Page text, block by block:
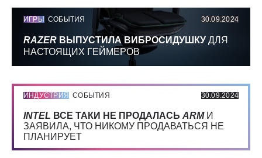
ИГРЫ СОБЫТИЯ 30.09.2024
RAZER ВЫПУСТИЛА ВИБРОСИДУШКУ ДЛЯ
НАСТОЯЩИХ ГЕЙМЕРОВ
ИНДУСТРИЯ СОБЫТИЯ 30.09.2024
INTEL ВСЕ ТАКИ НЕ ПРОДАЛАСЬ ARMИ
ЗАЯВИЛА, ЧТО НИКОМУ ПРОДАВАТЬСЯ НЕ
ПЛАНИРУЕТ